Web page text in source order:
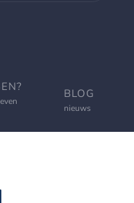
BLOG
nieuws